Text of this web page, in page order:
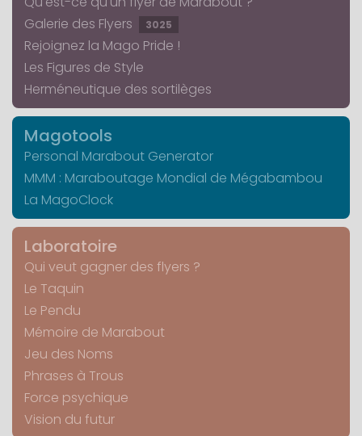
Galerie des Flyers
3025
Rejoignez la Mago Pride !
Les Figures de Style
Herméneutique des sortilèges
Magotools
Personal Marabout Generator
MMM : Maraboutage Mondial de Mégabambou
La MagoClock
Laboratoire
Qui veut gagner des flyers ?
Le Taquin
Le Pendu
Mémoire de Marabout
Jeu des Noms
Phrases à Trous
Force psychique
Vision du futur